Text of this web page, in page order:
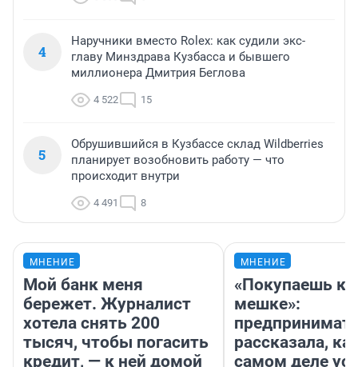
4
Наручники вместо Rolex: как судили экс-
главу Минздрава Кузбасса и бывшего
миллионера Дмитрия Беглова
4 522 15
5
Обрушившийся в Кузбассе склад Wildberries
планирует возобновить работу — что
происходит внутри
4 491 8
МНЕНИЕ
Мой банк меня
бережет. Журналист
хотела снять 200
тысяч, чтобы погасить
кредит, — к ней домой
МНЕНИЕ
«Покупаешь
мешке»:
рассказала,
самом деле